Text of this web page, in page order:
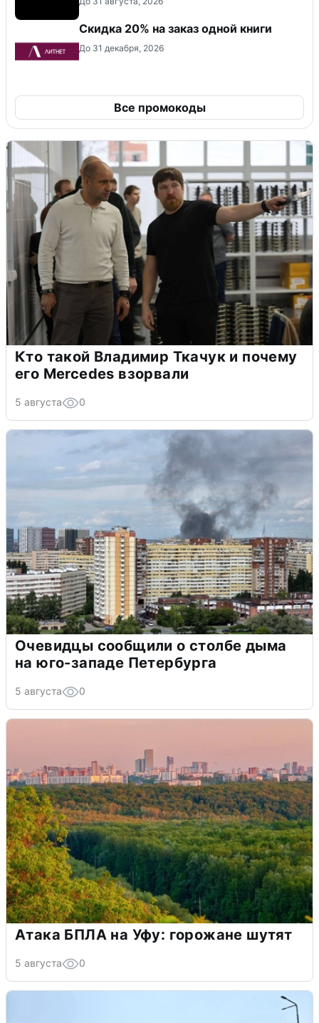
Скидка 20% на заказ одной книги
До 31 декабря, 2026
Все промокоды
Кто такой Владимир Ткачук и почему
его Mercedes взорвали
5 августа 0
Очевидцы сообщили о столбе дыма
на юго-западе Петербурга
5 августа 0
Атака БПЛА на Уфу: горожане шутят
5 августа 0